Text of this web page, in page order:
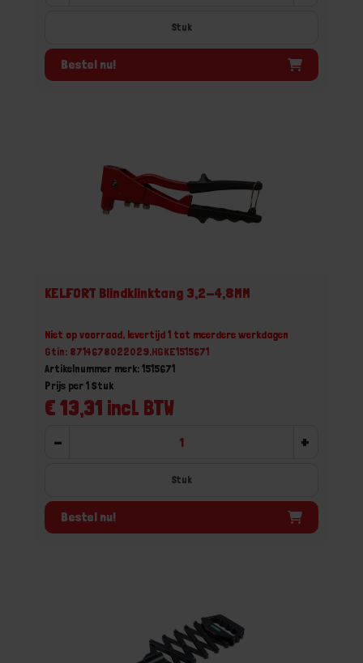
Stuk
Bestel nu!
KELFORT Blindklinktang 3,2-4,8MM
Niet op voorraad, levertijd 1 tot meerdere werkdagen
Gtin: 8714678022029,HGKE1515671
Artikelnummer merk: 1515671
€ 13,31 incl. BTW
Prijs per 1 Stuk
- +
Stuk
Bestel nu!